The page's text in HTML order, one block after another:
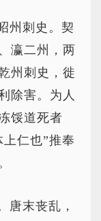
州刺史。契
瀛二州，两
州刺史，徙
除害。为人
馁道死者
仁也”推奉
唐末丧乱，